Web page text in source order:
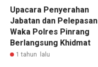
Upacara Penyerahan
Jabatan dan Pelepasan
Waka Polres Pinrang
Berlangsung Khidmat
1 tahun lalu